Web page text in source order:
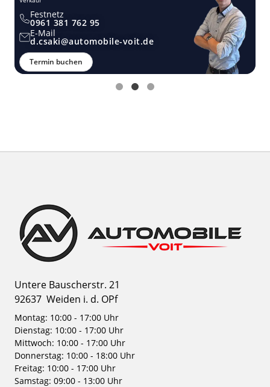
Festnetz
0961 381 762 95
E-Mail
d.csaki@automobile-voit.de
Termin buchen
Untere Bauscherstr. 21
92637 Weiden i. d. OPf
Montag: 10:00 - 17:00 Uhr
Dienstag: 10:00 - 17:00 Uhr
Mittwoch: 10:00 - 17:00 Uhr
Donnerstag: 10:00 - 18:00 Uhr
Freitag: 10:00 - 17:00 Uhr
Samstag: 09:00 - 13:00 Uhr